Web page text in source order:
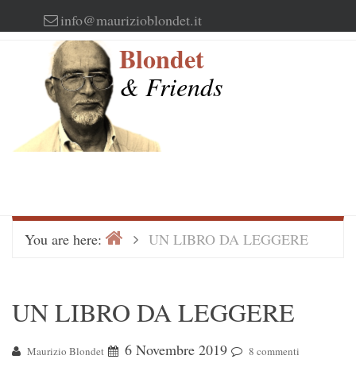
to
info@maurizioblondet.it
Blondet
& Friends
You are here: HomeUN LIBRO DA LEGGERE
UN LIBRO DA LEGGERE
Maurizio Blondet 6 Novembre 2019 8 commenti